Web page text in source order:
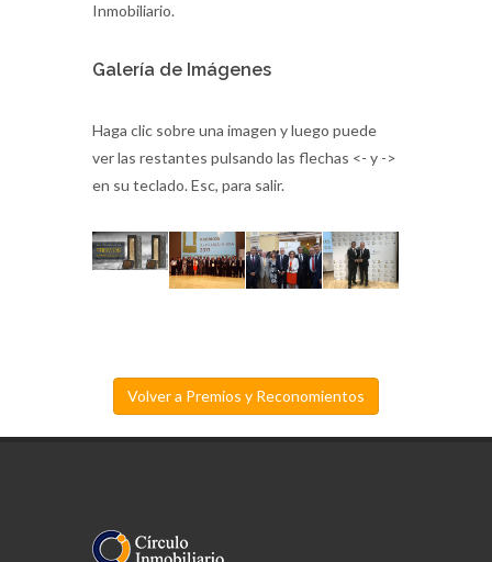
Inmobiliario.
Galería de Imágenes
Haga clic sobre una imagen y luego puede
ver las restantes pulsando las flechas <- y ->
en su teclado. Esc, para salir.
Volver a Premios y Reconomientos